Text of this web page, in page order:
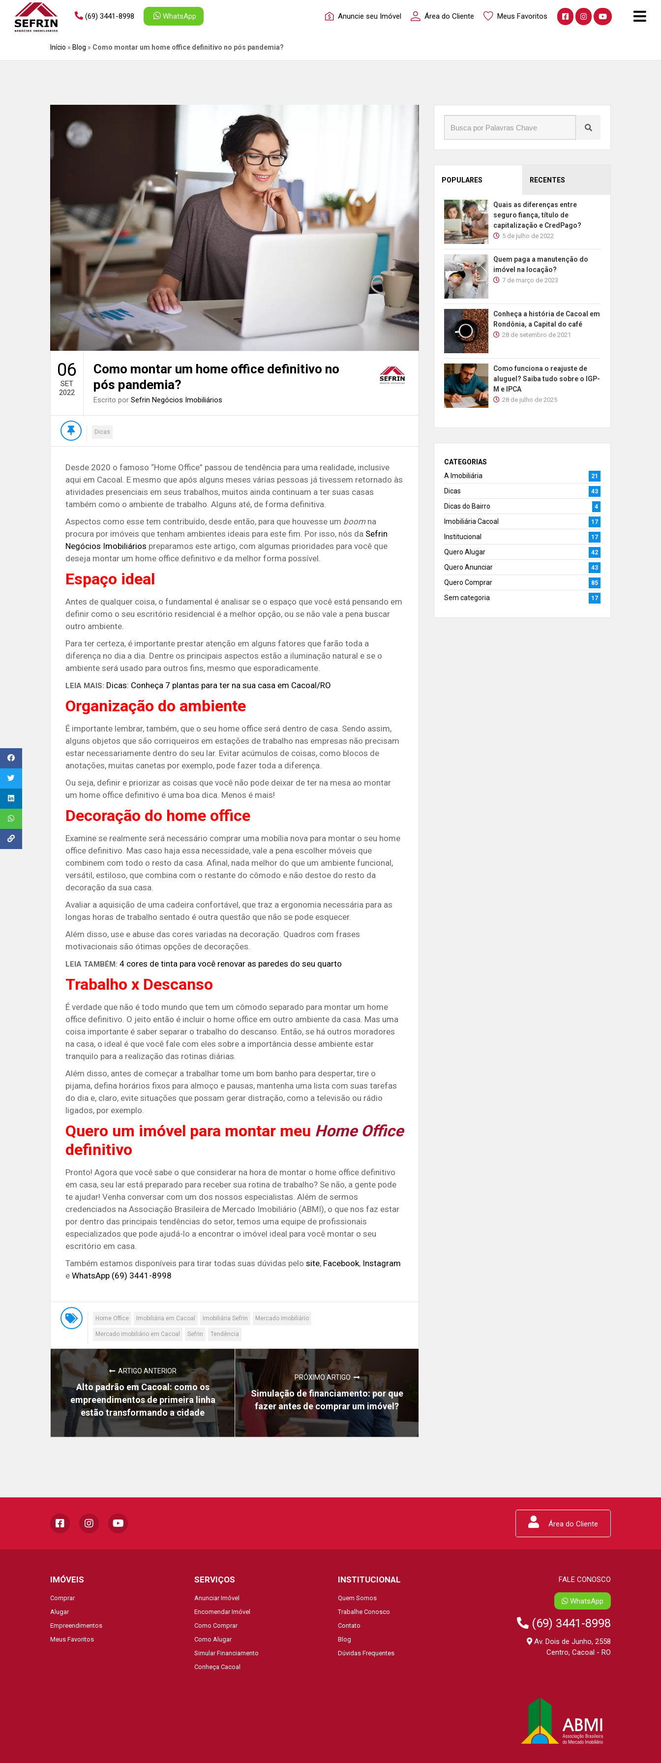
(69) 3441-8998 WhatsApp Anuncie seu Imóvel Área do Cliente Meus Favoritos
Início » Blog » Como montar um home office definitivo no pós pandemia?
06
SET
2022
Como montar um home office definitivo no
pós pandemia?
Escrito por Sefrin Negócios Imobiliários
Dicas
Desde 2020 o famoso “Home Office” passou de tendência para uma realidade, inclusive
aqui em Cacoal. E mesmo que após alguns meses várias pessoas já tivessem retornado às
atividades presenciais em seus trabalhos, muitos ainda continuam a ter suas casas
também como o ambiente de trabalho. Alguns até, de forma definitiva.
Aspectos como esse tem contribuído, desde então, para que houvesse um boomna
procura por imóveis que tenham ambientes ideais para este fim. Por isso, nós da Sefrin
Negócios Imobiliários preparamos este artigo, com algumas prioridades para você que
deseja montar um home office definitivo e da melhor forma possível.
Espaço ideal
Antes de qualquer coisa, o fundamental é analisar se o espaço que você está pensando em
definir como o seu escritório residencial é a melhor opção, ou se não vale a pena buscar
outro ambiente.
Para ter certeza, é importante prestar atenção em alguns fatores que farão toda a
diferença no dia a dia. Dentre os principais aspectos estão a iluminação natural e se o
ambiente será usado para outros fins, mesmo que esporadicamente.
LEIA MAIS: Dicas: Conheça 7 plantas para ter na sua casa em Cacoal/RO
Organização do ambiente
É importante lembrar, também, que o seu home office será dentro de casa. Sendo assim,
alguns objetos que são corriqueiros em estações de trabalho nas empresas não precisam
estar necessariamente dentro do seu lar. Evitar acúmulos de coisas, como blocos de
anotações, muitas canetas por exemplo, pode fazer toda a diferença.
Ou seja, definir e priorizar as coisas que você não pode deixar de ter na mesa ao montar
um home office definitivo é uma boa dica. Menos é mais!
Decoração do home office
Examine se realmente será necessário comprar uma mobília nova para montar o seu home
office definitivo. Mas caso haja essa necessidade, vale a pena escolher móveis que
combinem com todo o resto da casa. Afinal, nada melhor do que um ambiente funcional,
versátil, estiloso, que combina com o restante do cômodo e não destoe do resto da
decoração da sua casa.
Avaliar a aquisição de uma cadeira confortável, que traz a ergonomia necessária para as
longas horas de trabalho sentado é outra questão que não se pode esquecer.
Além disso, use e abuse das cores variadas na decoração. Quadros com frases
motivacionais são ótimas opções de decorações.
LEIA TAMBÉM: 4 cores de tinta para você renovar as paredes do seu quarto
Trabalho x Descanso
É verdade que não é todo mundo que tem um cômodo separado para montar um home
office definitivo. O jeito então é incluir o home office em outro ambiente da casa. Mas uma
coisa importante é saber separar o trabalho do descanso. Então, se há outros moradores
na casa, o ideal é que você fale com eles sobre a importância desse ambiente estar
tranquilo para a realização das rotinas diárias.
Além disso, antes de começar a trabalhar tome um bom banho para despertar, tire o
pijama, defina horários fixos para almoço e pausas, mantenha uma lista com suas tarefas
do dia e, claro, evite situações que possam gerar distração, como a televisão ou rádio
ligados, por exemplo.
Quero um imóvel para montar meu Home Office
definitivo
Pronto! Agora que você sabe o que considerar na hora de montar o home office definitivo
em casa, seu lar está preparado para receber sua rotina de trabalho? Se não, a gente pode
te ajudar! Venha conversar com um dos nossos especialistas. Além de sermos
credenciados na Associação Brasileira de Mercado Imobiliário (ABMI), o que nos faz estar
por dentro das principais tendências do setor, temos uma equipe de profissionais
especializados que pode ajudá-lo a encontrar o imóvel ideal para você montar o seu
escritório em casa.
Também estamos disponíveis para tirar todas suas dúvidas pelo site, Facebook, Instagram
e WhatsApp (69) 3441-8998
Home Office Imobiliária em Cacoal Imobiliária Sefrin Mercado imobiliário
Mercado imobiliário em Cacoal Sefrin Tendência
ARTIGO ANTERIOR
Alto padrão em Cacoal: como os
empreendimentos de primeira linha
estão transformando a cidade
PRÓXIMO ARTIGO
Simulação de financiamento: por que
fazer antes de comprar um imóvel?
POPULARES RECENTES
Quais as diferenças entre
seguro fiança, título de
capitalização e CredPago?
5 de julho de 2022
Quem paga a manutenção do
imóvel na locação?
7 de março de 2023
Conheça a história de Cacoal em
Rondônia, a Capital do café
28 de setembro de 2021
Como funciona o reajuste de
aluguel? Saiba tudo sobre o IGP-
M e IPCA
28 de julho de 2025
CATEGORIAS
A Imobiliária
21
Dicas 43
Dicas do Bairro 4
Imobiliária Cacoal 17
Institucional 17
Quero Alugar 42
Quero Anunciar 43
Quero Comprar 85
Sem categoria 17
Área do Cliente
IMÓVEIS
Comprar
Alugar
Empreendimentos
Meus Favoritos
SERVIÇOS
Anunciar Imóvel
Encomendar Imóvel
Como Comprar
Como Alugar
Simular Financiamento
Conheça Cacoal
INSTITUCIONAL
Quem Somos
Trabalhe Conosco
Contato
Blog
Dúvidas Frequentes
FALE CONOSCO
WhatsApp
(69) 3441-8998
Av. Dois de Junho, 2558
Centro, Cacoal - RO